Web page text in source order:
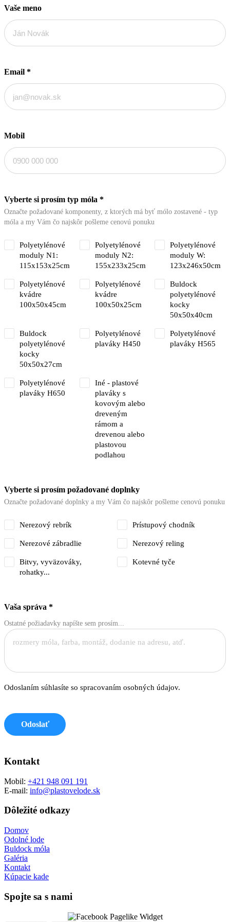
Vaše meno
Email *
Mobil
Vyberte si prosím typ móla *
Označte požadované komponenty, z ktorých má byť mólo zostavené - typ
móla a my Vám čo najskôr pošleme cenovú ponuku
Polyetylénové
moduly N1:
115x153x25cm
Polyetylénové
moduly N2:
155x233x25cm
Polyetylénové
moduly W:
123x246x50cm
Polyetylénové
kvádre
100x50x45cm
Polyetylénové
kvádre
100x50x25cm
Buldock
polyetylénové
kocky
50x50x40cm
Buldock
polyetylénové
kocky
50x50x27cm
Polyetylénové
plaváky H450
Polyetylénové
plaváky H565
Polyetylénové
plaváky H650
Iné - plastové
plaváky s
kovovým alebo
dreveným
rámom a
drevenou alebo
plastovou
podlahou
Vyberte si prosím požadované doplnky
Označte požadované doplnky a my Vám čo najskôr pošleme cenovú ponuku
Nerezový rebrík Prístupový chodník
Nerezové zábradlie Nerezový reling
Bitvy, vyväzováky,
rohatky...
Kotevné tyče
Vaša správa *
Ostatné požiadavky napíšte sem prosím...
Odoslaním súhlasíte so spracovaním osobných údajov.
Odoslať
Kontakt
Mobil: +421 948 091 191
E-mail: info@plastovelode.sk
Dôležité odkazy
Domov
Odolné lode
Buldock móla
Galéria
Kontakt
Kúpacie kade
Spojte sa s nami